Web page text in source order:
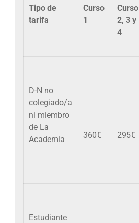
Tipo de
tarifa
Curso
1
Curso
2, 3 y
4
D-N no
colegiado/a
ni miembro
de La
Academia
360€ 295€
Estudiante